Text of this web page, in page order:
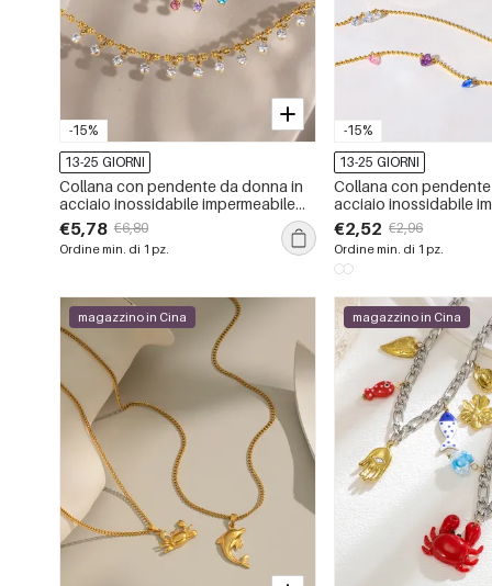
-15%
13-25 GIORNI
Collana con pendente da donna in
acciaio inossidabile impermeabile
color oro con zirconi
€5,78 €6,80
Ordine min. di 1 pz.
-15%
13-25 GIORNI
Collana con
acciaio inossidabile
color oro con zirconi
€2,52 €2,96
Ordine min. di 1 pz.
magazzino in Cina magazzino in Cina